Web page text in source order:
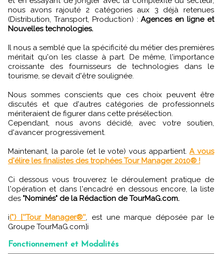
nous avons rajouté 2 catégories aux 3 déjà retenues
(Distribution, Transport, Production) :Agences en ligne et
Nouvelles technologies.
Il nous a semblé que la spécificité du métier des premières
méritait qu'on les classe à part. De même, l'importance
croissante des fournisseurs de technologies dans le
tourisme, se devait d'être soulignée.
Nous sommes conscients que ces choix peuvent être
discutés et que d'autres catégories de professionnels
mériteraient de figurer dans cette présélection.
Cependant, nous avons décidé, avec votre soutien,
d'avancer progressivement.
Maintenant, la parole (et le vote) vous appartient.A vous
d'élire les finalistes des trophées Tour Manager 2010® !
Ci dessous vous trouverez le déroulement pratique de
l'opération et dans l'encadré en dessous encore, la liste
des "Nominés" de la Rédaction de TourMaG.com.
i(*) [''Tour Manager®'', est une marque déposée par le
Groupe TourMaG.com]i
Fonctionnement et Modalités